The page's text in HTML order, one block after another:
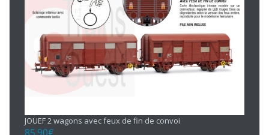
JOUEF 2 wagons avec feux de fin de convoi